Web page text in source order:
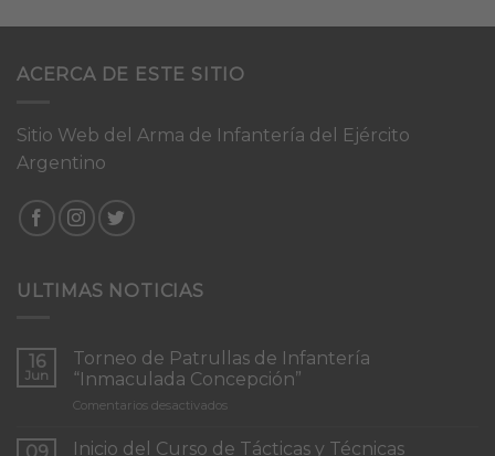
ACERCA DE ESTE SITIO
Sitio Web del Arma de Infantería del Ejército
Argentino
ULTIMAS NOTICIAS
16
Jun
Torneo de Patrullas de Infantería
“Inmaculada Concepción”
Comentarios desactivadosen
de
Inicio del Curso de Tácticas y Técnicas